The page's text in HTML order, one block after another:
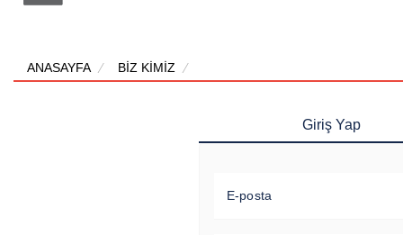
ANASAYFA BİZ KİMİZ
Giriş Yap
E-posta